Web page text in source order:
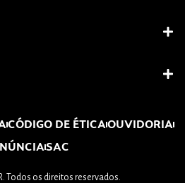
CÓDIGO DE ÉTICAOUVIDORIA
SAC
Todos os direitos reservados.